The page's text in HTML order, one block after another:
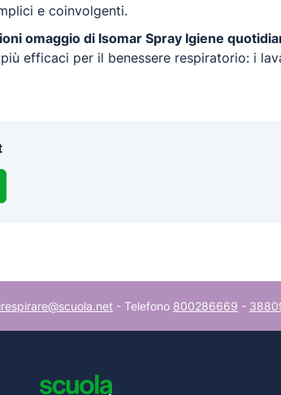
e coinvolgenti.
omaggio di Isomar Spray Igiene
efficaci per il benessere respiratorio: i
- Telefono 800286669 -